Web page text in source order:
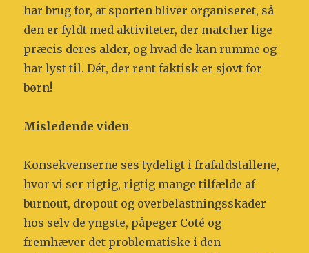
har brug for, at sporten bliver organiseret, så
den er fyldt med aktiviteter, der matcher lige
præcis deres alder, og hvad de kan rumme og
har lyst til. Dét, der rent faktisk er sjovt for
børn!
Misledende viden
Konsekvenserne ses tydeligt i frafaldstallene,
hvor vi ser rigtig, rigtig mange tilfælde af
burnout, dropout og overbelastningsskader
hos selv de yngste, påpeger Coté og
fremhæver det problematiske i den